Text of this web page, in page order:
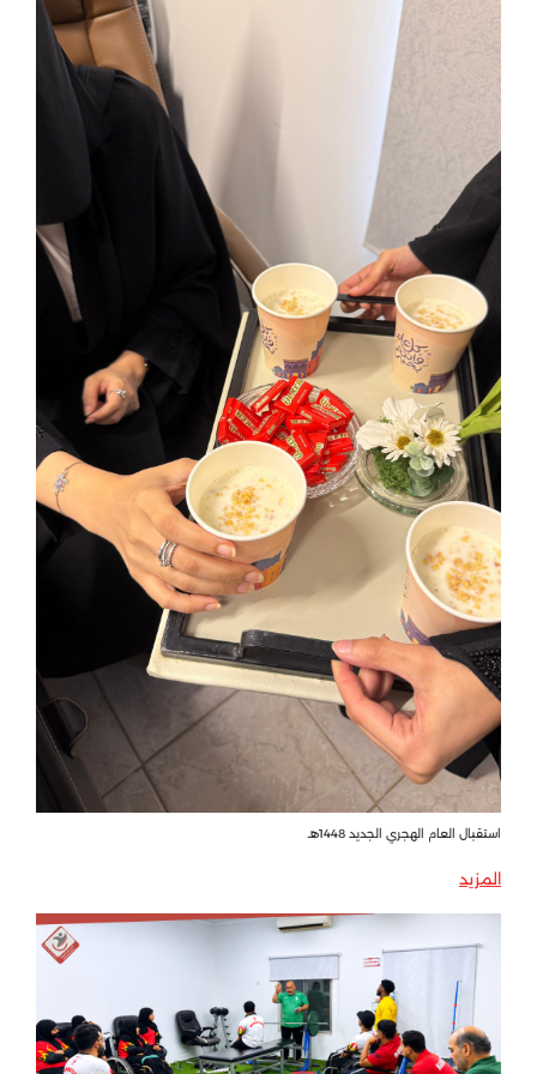
استقبال العام الهجري الجديد 1448هـ
المزيد